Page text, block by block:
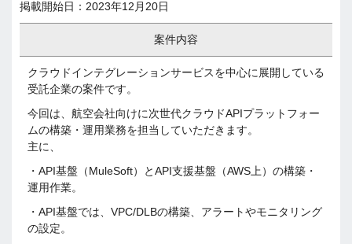
掲載開始日：2023年12月20日
案件内容
クラウドインテグレーションサービスを中心に展開している
受託企業の案件です。
今回は、航空会社向けに次世代クラウドAPIプラットフォー
ムの構築・運用業務を担当していただきます。
主に、
・API基盤（MuleSoft）とAPI支援基盤（AWS上）の構築・
運用作業。
・API基盤では、VPC/DLBの構築、アラートやモニタリング
の設定。